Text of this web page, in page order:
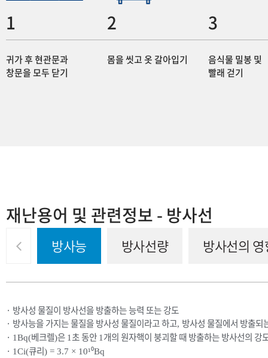
귀가 후 현관문과
창문을 모두 닫기
몸을 씻고 옷 갈아입기
음식물 밀봉 및
빨래 걷기
재난용어 및 관련정보 - 방사선
방사능 방사선량 방사선의
· 방사성 물질이 방사선을 방출하는 능력 또는 강도
· 방사능을 가지는 물질을 방사성 물질이라고 하고, 방사성 물질에서 방출되
· 1Bq(베크렐)은 1초 동안 1 개의 원자핵이 붕괴할 때 방출하는 방사선의 강
· 1Ci(큐리) = 3.7 × 10¹⁰Bq